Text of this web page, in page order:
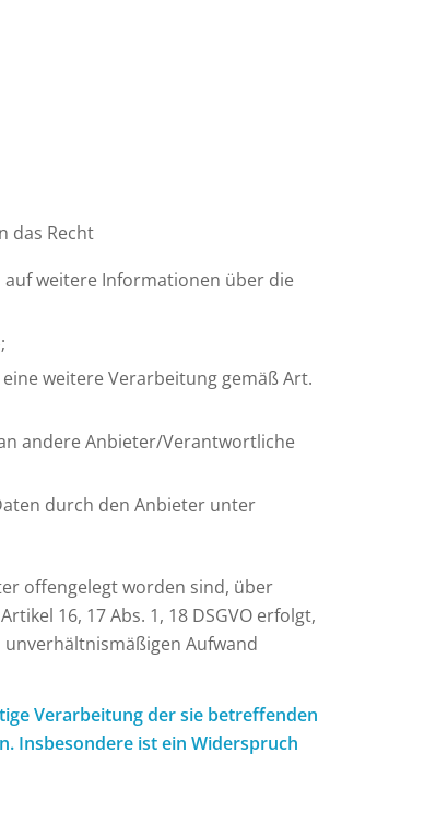
das Recht
weitere Informationen über die
weitere Verarbeitung gemäß Art.
andere Anbieter/Verantwortliche
durch den Anbieter unter
offengelegt worden sind, über
16, 17 Abs. 1, 18 DSGVO erfolgt,
Aufwand
Verarbeitung der sie betreffenden
Insbesondere ist ein Widerspruch